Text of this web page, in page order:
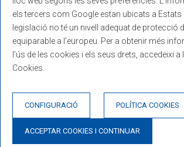
© Copyright 2026. Desenvolupat perGNA
Avís legal Política de cookies
els tercers com Google estan ubicats a Estats
legislació no té un nivell adequat de protecció
equiparable a l’europeu. Per a obtenir més
l’ús de les cookies i els seus drets, accedeixi a
Cookies.
CONFIGURACIÓ POLÍTICA COOKIES
ACCEPTAR COOKIES I CONTINUAR